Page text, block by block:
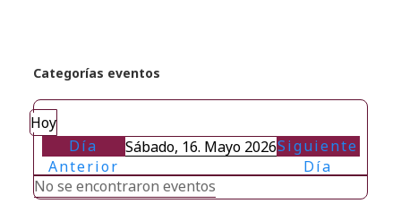
Categorías eventos
Hoy
Día
Anterior
Sábado, 16. Mayo 2026Siguiente
Día
No se encontraron eventos